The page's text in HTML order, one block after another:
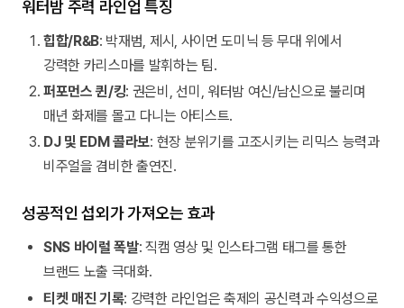
워터밤 주력 라인업 특징
힙합/R&B: 박재범, 제시, 사이먼 도미닉 등 무대 위에서
강력한 카리스마를 발휘하는 팀.
퍼포먼스 퀸/킹: 권은비, 선미, 워터밤 여신/남신으로 불리며
매년 화제를 몰고 다니는 아티스트.
DJ 및 EDM 콜라보: 현장 분위기를 고조시키는 리믹스 능력과
비주얼을 겸비한 출연진.
성공적인 섭외가 가져오는 효과
SNS 바이럴 폭발: 직캠 영상 및 인스타그램 태그를 통한
브랜드 노출 극대화.
티켓 매진 기록: 강력한 라인업은 축제의 공신력과 수익성으로